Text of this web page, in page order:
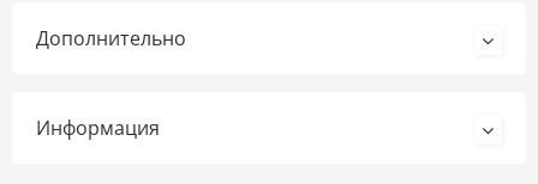
Дополнительно
Информация